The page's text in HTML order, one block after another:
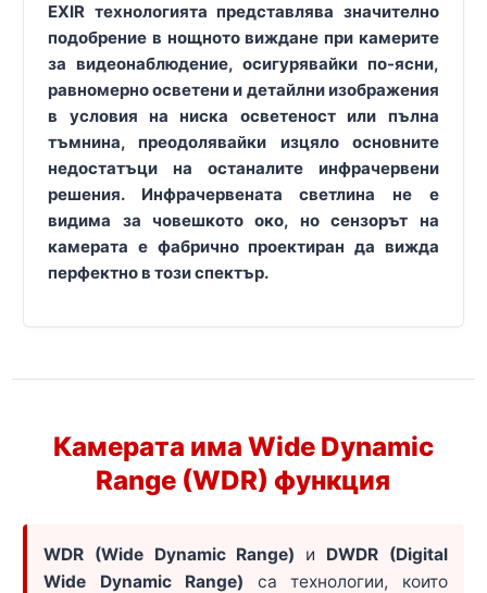
EXIR технологията представлява значително
подобрение в нощното виждане при камерите
за видеонаблюдение, осигурявайки по-ясни,
равномерно осветени и детайлни изображения
в условия на ниска осветеност или пълна
тъмнина, преодолявайки изцяло основните
недостатъци на останалите инфрачервени
решения. Инфрачервената светлина не е
видима за човешкото око, но сензорът на
камерата е фабрично проектиран да вижда
перфектно в този спектър.
Камерата има Wide Dynamic
Range (WDR) функция
WDR (Wide Dynamic Range) и DWDR (Digital
Wide Dynamic Range) са технологии, които